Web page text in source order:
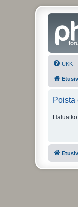
UKK
Poista